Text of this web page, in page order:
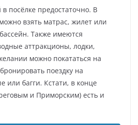
посёлке предостаточно. В
взять матрас, жилет или
Также имеются
аттракционы, лодки,
можно покататься на
поездку на
или багги. Кстати, в конце
и Приморским) есть и